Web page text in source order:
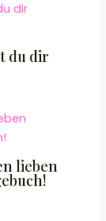
du dir
lieben